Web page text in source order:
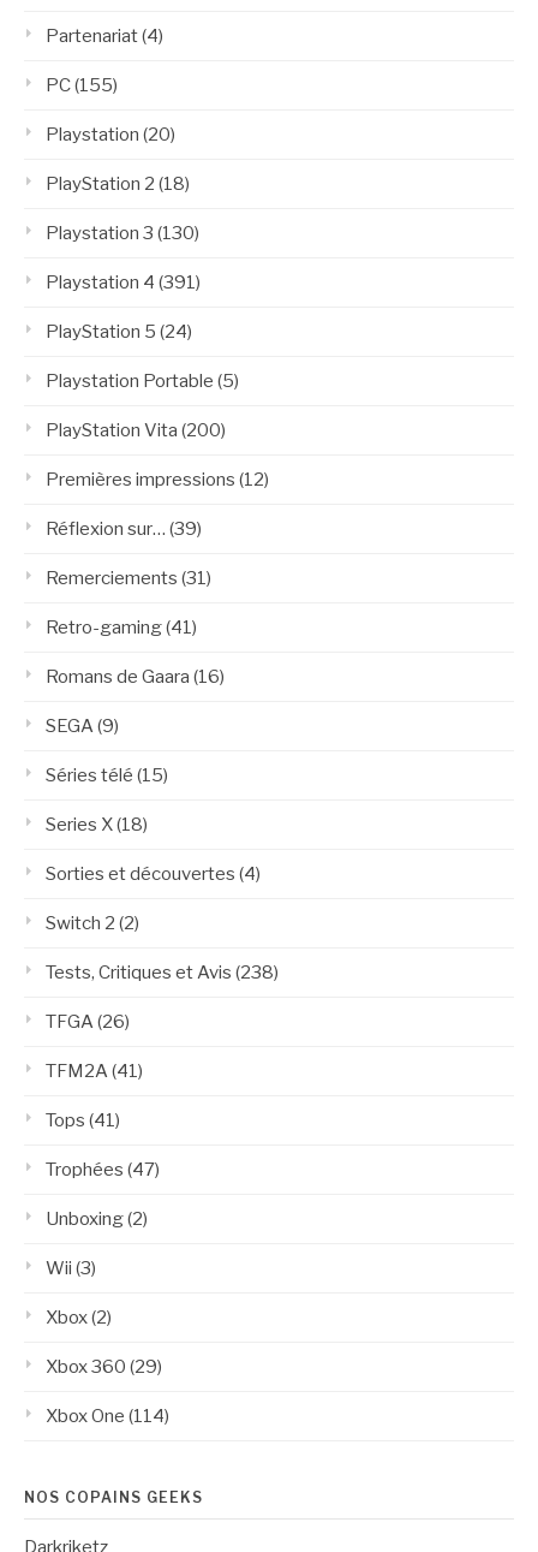
Partenariat(4)
PC(155)
Playstation (20)
PlayStation 2 (18)
Playstation 3 (130)
Playstation 4 (391)
PlayStation 5 (24)
Playstation Portable (5)
PlayStation Vita (200)
Premières impressions (12)
Réflexion sur… (39)
Remerciements (31)
Retro-gaming(41)
Romans de Gaara (16)
SEGA(9)
Séries télé (15)
Series X(18)
Sorties et découvertes (4)
Switch 2 (2)
Tests, Critiques et Avis (238)
TFGA(26)
TFM2A(41)
Tops (41)
Trophées (47)
Unboxing(2)
Wii (3)
Xbox(2)
Xbox 360 (29)
Xbox One (114)
NOS COPAINS GEEKS
Darkriketz